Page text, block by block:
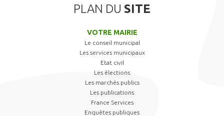
PLAN DU SITE
VOTRE MAIRIE
Le conseil municipal
Les services municipaux
Etat civil
Les élections
Les marchés publics
Les publications
France Services
Enquêtes publiques